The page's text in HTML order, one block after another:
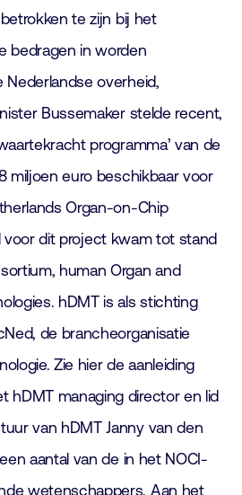
te zijn bij het
bedragen in worden
overheid,
Bussemaker stelde recent,
programma’ van de
miljoen euro beschikbaar voor
Organ-on-Chip
voor dit project kwam tot stand
human Organ and
hDMT is als stichting
de brancheorganisatie
Zie hier de aanleiding
hDMT managing director en lid
van hDMT Janny van den
aantal van de in het NOCI-
wetenschappers. Aan het